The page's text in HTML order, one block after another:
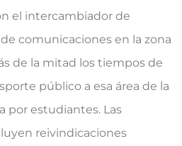
el intercambiador de
comunicaciones en la zona
de la mitad los tiempos de
público a esa área de la
por estudiantes. Las
reivindicaciones